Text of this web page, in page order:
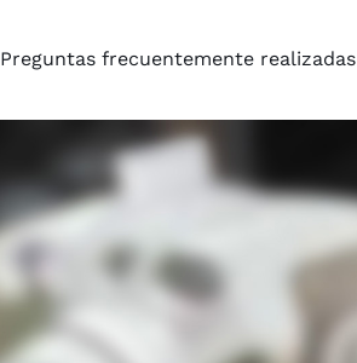
Preguntas frecuentemente realizadas